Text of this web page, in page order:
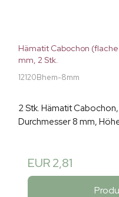
Hämatit Cabochon
mm, 2 Stk.
12120Bhem-8mm
2 Stk. Hämatit
Durchmesser 8 mm,
EUR 2,81